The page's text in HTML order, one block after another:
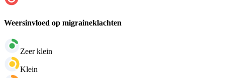
Weersinvloed op migraineklachten
Zeer klein
Klein